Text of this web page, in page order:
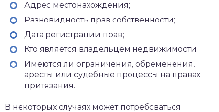
Адрес местонахождения;
Разновидность прав собственности;
Дата регистрации прав;
Кто является владельцем недвижимости;
Имеются ли ограничения, обременения,
аресты или судебные процессы на правах
притязания.
В некоторых случаях может потребоваться